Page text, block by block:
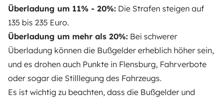
Überladung um 11% - 20%: Die Strafen steigen auf
135 bis 235 Euro.
Überladung um mehr als 20%: Bei schwerer
Überladung können die Bußgelder erheblich höher sein,
und es drohen auch Punkte in Flensburg, Fahrverbote
oder sogar die Stilllegung des Fahrzeugs.
Es ist wichtig zu beachten, dass die Bußgelder und